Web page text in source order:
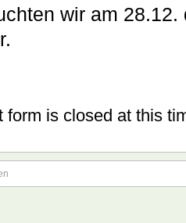
wir am
form is closed at this